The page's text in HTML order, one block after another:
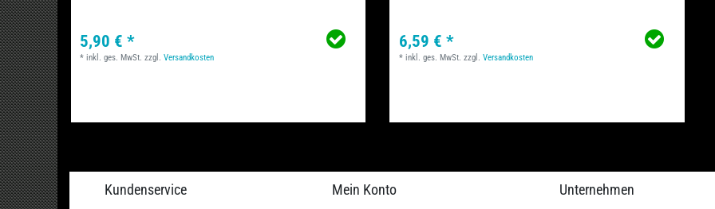
5,90 € *
*inkl. ges. MwSt. zzgl.Versandkosten
6,59 € *
* inkl. ges. MwSt. zzgl. Versandkosten
Kundenservice Mein Konto Unternehmen